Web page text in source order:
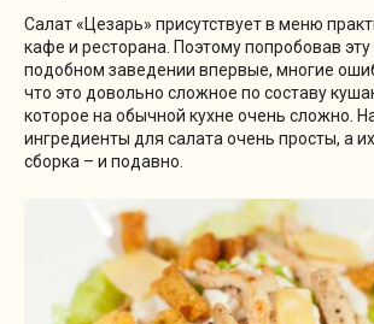
Салат «Цезарь» присутствует в меню
кафе и ресторана. Поэтому попробовав эту
подобном заведении впервые, многие
что это довольно сложное по составу
которое на обычной кухне очень сложно.
ингредиенты для салата очень просты, а
сборка – и подавно.